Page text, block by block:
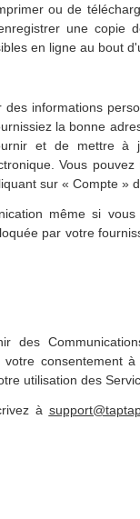
ou de
une copie
en ligne au bout
informations
la bonne
et de mettre à
Vous
sur « Compte »
même si
par votre
des
consentement
utilisation des
à